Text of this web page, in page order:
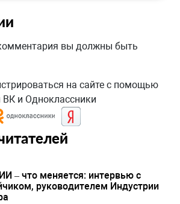
вы должны быть
на сайте с помощью
ВК и Одноклассники
– что меняется: интервью с
руководителем Индустрии